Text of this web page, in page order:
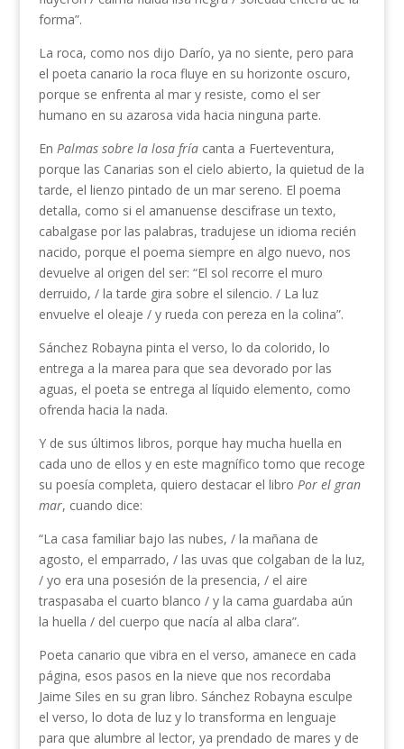
forma”.
La roca, como nos dijo Darío, ya no siente, pero para
el poeta canario la roca fluye en su horizonte oscuro,
porque se enfrenta al mar y resiste, como el ser
humano en su azarosa vida hacia ninguna parte.
En Palmas sobre la losa fríacanta a Fuerteventura,
porque las Canarias son el cielo abierto, la quietud de la
tarde, el lienzo pintado de un mar sereno. El poema
detalla, como si el amanuense descifrase un texto,
cabalgase por las palabras, tradujese un idioma recién
nacido, porque el poema siempre en algo nuevo, nos
devuelve al origen del ser: “El sol recorre el muro
derruido, / la tarde gira sobre el silencio. / La luz
envuelve el oleaje / y rueda con pereza en la colina”.
Sánchez Robayna pinta el verso, lo da colorido, lo
entrega a la marea para que sea devorado por las
aguas, el poeta se entrega al líquido elemento, como
ofrenda hacia la nada.
Y de sus últimos libros, porque hay mucha huella en
cada uno de ellos y en este magnífico tomo que recoge
su poesía completa, quiero destacar el libro Por el gran
mar, cuando dice:
“La casa familiar bajo las nubes, / la mañana de
agosto, el emparrado, / las uvas que colgaban de la luz,
/ yo era una posesión de la presencia, / el aire
traspasaba el cuarto blanco / y la cama guardaba aún
la huella / del cuerpo que nacía al alba clara”.
Poeta canario que vibra en el verso, amanece en cada
página, esos pasos en la nieve que nos recordaba
Jaime Siles en su gran libro. Sánchez Robayna esculpe
el verso, lo dota de luz y lo transforma en lenguaje
para que alumbre al lector, ya prendado de mares y de